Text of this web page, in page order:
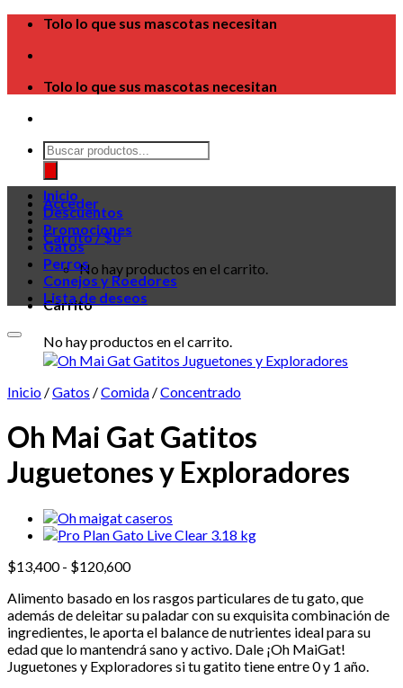
Skip
content
Tolo lo que sus mascotas necesitan
Tolo lo que sus mascotas necesitan
Búsqueda
de
productos
Acceder
Carrito /$0
No hay productos en el carrito.
Carrito
No hay productos en el carrito.
Inicio
Descuentos
Promociones
Gatos
Perros
Conejos y Roedores
Lista de deseos
Inicio /Gatos /Comida /Concentrado
Oh Mai Gat Gatitos
Juguetones y Exploradores
$13,400 - $120,600Rango
precios:
desde
$13,400
hasta
$120,600
Alimento basado en los rasgos particulares de tu gato, que
además de deleitar su paladar con su exquisita combinación de
ingredientes, le aporta el balance de nutrientes ideal para su
edad que lo mantendrá sano y activo. Dale ¡Oh MaiGat!
Juguetones y Exploradores si tu gatito tiene entre 0 y 1 año.